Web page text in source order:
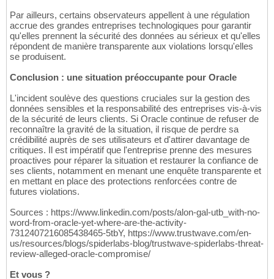
Par ailleurs, certains observateurs appellent à une régulation
accrue des grandes entreprises technologiques pour garantir
qu'elles prennent la sécurité des données au sérieux et qu'elles
répondent de manière transparente aux violations lorsqu'elles
se produisent.
Conclusion : une situation préoccupante pour Oracle
L'incident soulève des questions cruciales sur la gestion des
données sensibles et la responsabilité des entreprises vis-à-vis
de la sécurité de leurs clients. Si Oracle continue de refuser de
reconnaître la gravité de la situation, il risque de perdre sa
crédibilité auprès de ses utilisateurs et d'attirer davantage de
critiques. Il est impératif que l'entreprise prenne des mesures
proactives pour réparer la situation et restaurer la confiance de
ses clients, notamment en menant une enquête transparente et
en mettant en place des protections renforcées contre de
futures violations.
Sources : https://www.linkedin.com/posts/alon-gal-utb_with-no-
word-from-oracle-yet-where-are-the-activity-
7312407216085438465-5tbY, https://www.trustwave.com/en-
us/resources/blogs/spiderlabs-blog/trustwave-spiderlabs-threat-
review-alleged-oracle-compromise/
Et vous ?